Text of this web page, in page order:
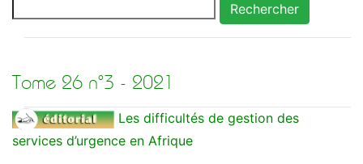
Rechercher
Tome 26 n°3 - 2021
Les difficultés de gestion des
services d’urgence en Afrique